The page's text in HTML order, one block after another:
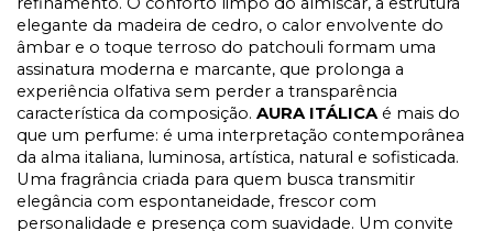
elegante da madeira de cedro, o calor envolvente do
âmbar e o toque terroso do patchouli formam uma
assinatura moderna e marcante, que prolonga a
experiência olfativa sem perder a transparência
característica da composição. AURA ITÁLICAé mais do
que um perfume: é uma interpretação contemporânea
da alma italiana, luminosa, artística, natural e sofisticada.
Uma fragrância criada para quem busca transmitir
elegância com espontaneidade, frescor com
personalidade e presença com suavidade. Um convite